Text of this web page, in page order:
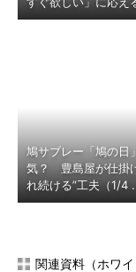
鳩サブレー「鳩の日
気？ 豊島屋が仕掛
れ続ける”工夫（1/4
関連資料（ホワイ